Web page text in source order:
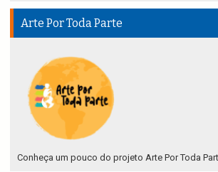
Arte Por Toda Parte
Conheça um pouco do projeto Arte Por Toda